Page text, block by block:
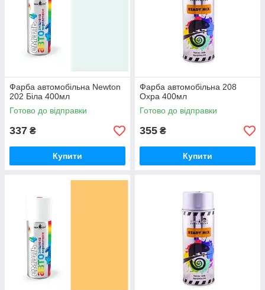
Фарба автомобільна Newton
202 Біла 400мл
Готово до відправки
337 ₴
Купити
Фарба автомобільна 208
Охра 400мл
Готово до відправки
355 ₴
Купити